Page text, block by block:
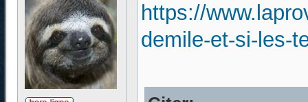
https://
demile-et-si-les-